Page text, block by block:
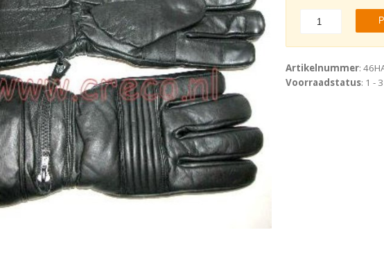
Artikelnummer:
Voorraadstatus: 1 -